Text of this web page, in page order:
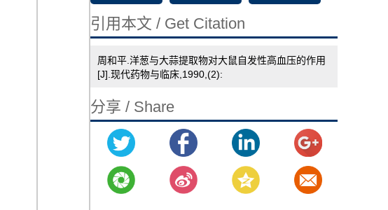
引用本文 / Get Citation
周和平.洋葱与大蒜提取物对大鼠自发性高血压的作用
[J].现代药物与临床,1990,(2):
分享 / Share